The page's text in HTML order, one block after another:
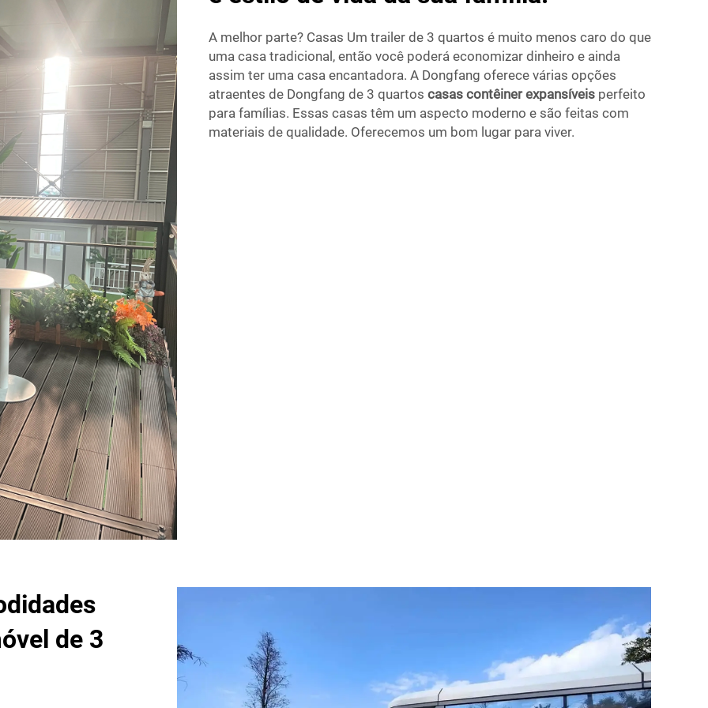
A melhor parte? Casas Um trailer de 3 quartos é muito menos caro do que
uma casa tradicional, então você poderá economizar dinheiro e ainda
assim ter uma casa encantadora. A Dongfang oferece várias opções
atraentes de Dongfang de 3 quartos casas contêiner expansíveis perfeito
para famílias. Essas casas têm um aspecto moderno e são feitas com
materiais de qualidade. Oferecemos um bom lugar para viver.
de 3